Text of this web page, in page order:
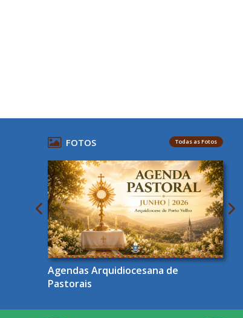
FOTOS Todas as Fotos
Agendas Arquidiocesana de
Pastorais